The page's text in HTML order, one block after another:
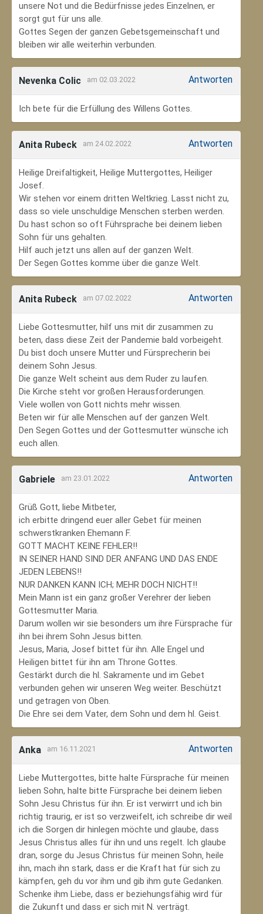
unsere Not und die Bedürfnisse jedes Einzelnen, er
sorgt gut für uns alle.
Gottes Segen der ganzen Gebetsgemeinschaft und
bleiben wir alle weiterhin verbunden.
Nevenka Colic am 02.03.2022 Antworten
Ich bete für die Erfüllung des Willens Gottes.
Anita Rubeck am 24.02.2022 Antworten
Heilige Dreifaltigkeit, Heilige Muttergottes, Heiliger
Josef.
Wir stehen vor einem dritten Weltkrieg. Lasst nicht zu,
dass so viele unschuldige Menschen sterben werden.
Du hast schon so oft Führsprache bei deinem lieben
Sohn für uns gehalten.
Hilf auch jetzt uns allen auf der ganzen Welt.
Der Segen Gottes komme über die ganze Welt.
Anita Rubeck am 07.02.2022 Antworten
Liebe Gottesmutter, hilf uns mit dir zusammen zu
beten, dass diese Zeit der Pandemie bald vorbeigeht.
Du bist doch unsere Mutter und Fürsprecherin bei
deinem Sohn Jesus.
Die ganze Welt scheint aus dem Ruder zu laufen.
Die Kirche steht vor großen Herausforderungen.
Viele wollen von Gott nichts mehr wissen.
Beten wir für alle Menschen auf der ganzen Welt.
Den Segen Gottes und der Gottesmutter wünsche ich
euch allen.
Gabriele am 23.01.2022 Antworten
Grüß Gott, liebe Mitbeter,
ich erbitte dringend euer aller Gebet für meinen
schwerstkranken Ehemann F.
GOTT MACHT KEINE FEHLER!!
IN SEINER HAND SIND DER ANFANG UND DAS ENDE
JEDEN LEBENS!!
NUR DANKEN KANN ICH; MEHR DOCH NICHT!!
Mein Mann ist ein ganz großer Verehrer der lieben
Gottesmutter Maria.
Darum wollen wir sie besonders um ihre Fürsprache für
ihn bei ihrem Sohn Jesus bitten.
Jesus, Maria, Josef bittet für ihn. Alle Engel und
Heiligen bittet für ihn am Throne Gottes.
Gestärkt durch die hl. Sakramente und im Gebet
verbunden gehen wir unseren Weg weiter. Beschützt
und getragen von Oben.
Die Ehre sei dem Vater, dem Sohn und dem hl. Geist.
Anka am 16.11.2021 Antworten
Liebe Muttergottes, bitte halte Fürsprache für meinen
lieben Sohn, halte bitte Fürsprache bei deinem lieben
Sohn Jesu Christus für ihn. Er ist verwirrt und ich bin
richtig traurig, er ist so verzweifelt, ich schreibe dir weil
ich die Sorgen dir hinlegen möchte und glaube, dass
Jesus Christus alles für ihn und uns regelt. Ich glaube
dran, sorge du Jesus Christus für meinen Sohn‚ heile
ihn, mach ihn stark, dass er die Kraft hat für sich zu
kämpfen, geh du vor ihm und gib ihm gute Gedanken.
Schenke ihm Liebe, dass er beziehungsfähig wird für
die Zukunft und dass er sich mit N. verträgt.